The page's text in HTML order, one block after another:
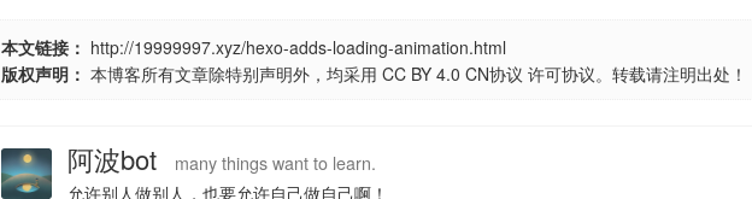
本文链接： http://19999997.xyz/hexo-adds-loading-animation.html
版权声明： 本博客所有文章除特别声明外，均采用 CC BY 4.0 CN协议 许可协议。转载请注明出处！
阿波bot
many things want to learn.
允许别人做别人，也要允许自己做自己啊！